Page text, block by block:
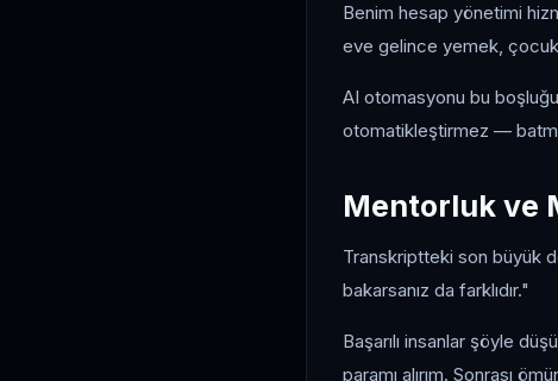
Benim hesap yönetimi
eve gelince yemek,
AI otomasyonu bu
otomatikleştirmez —
Mentorluk ve
Transkriptteki son büyük
bakarsanız da farklıdır."
Başarılı insanlar şöyle
paramı alırım. Sonrası